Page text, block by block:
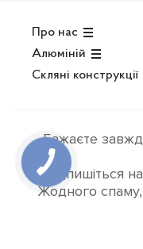
Про нас
Алюміній
Скляні конструкції
Бажаєте
Підпишіться
Жодного